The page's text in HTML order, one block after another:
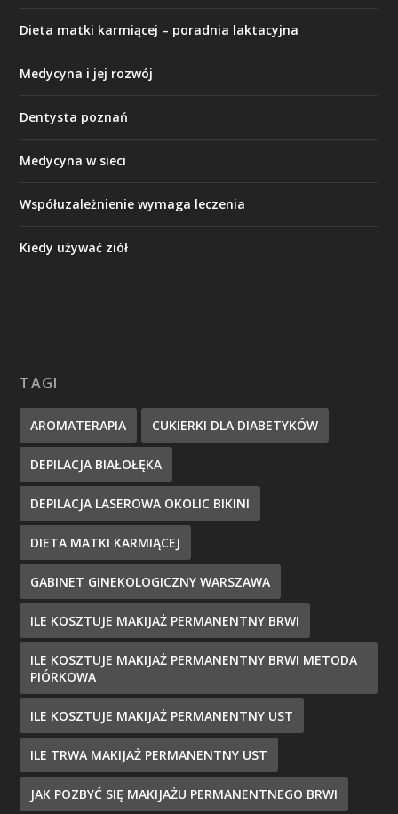
Dieta matki karmiącej – poradnia laktacyjna
Medycyna i jej rozwój
Dentysta poznań
Medycyna w sieci
Współuzależnienie wymaga leczenia
Kiedy używać ziół
TAGI
AROMATERAPIA CUKIERKI DLA DIABETYKÓW
DEPILACJA BIAŁOŁĘKA
DEPILACJA LASEROWA OKOLIC BIKINI
DIETA MATKI KARMIĄCEJ
GABINET GINEKOLOGICZNY WARSZAWA
ILE KOSZTUJE MAKIJAŻ PERMANENTNY BRWI
ILE KOSZTUJE MAKIJAŻ PERMANENTNY BRWI METODA
PIÓRKOWA
ILE KOSZTUJE MAKIJAŻ PERMANENTNY UST
ILE TRWA MAKIJAŻ PERMANENTNY UST
JAK POZBYĆ SIĘ MAKIJAŻU PERMANENTNEGO BRWI